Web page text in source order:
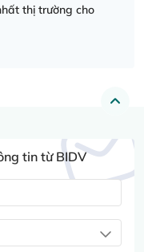
thị trường cho
tin từ BIDV